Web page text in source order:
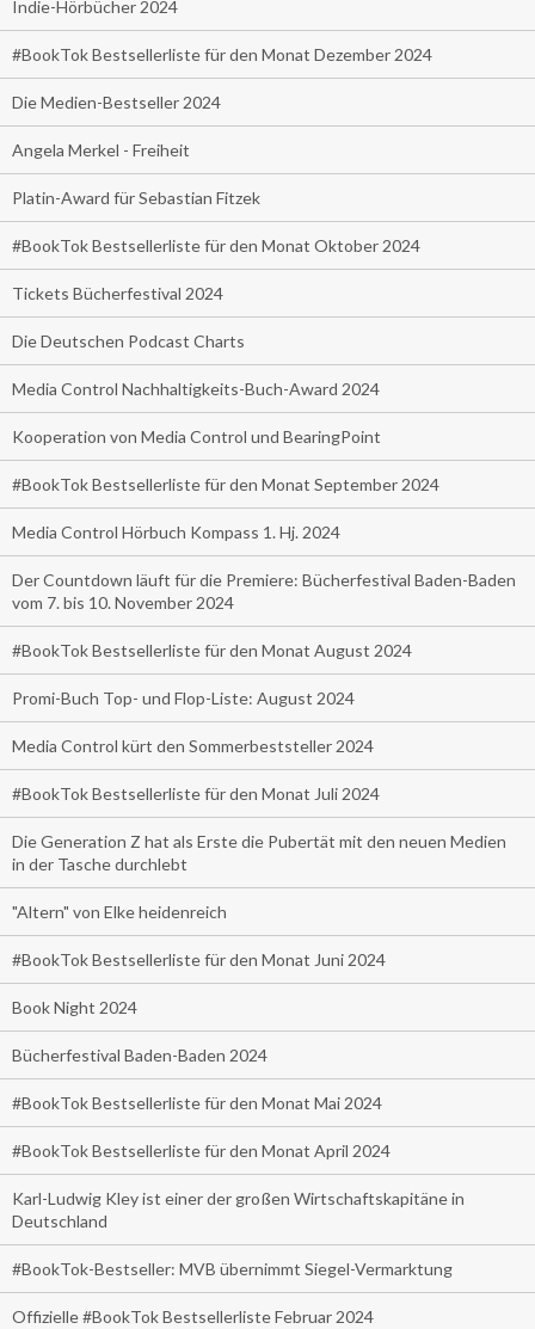
Indie-Hörbücher 2024
#BookTok Bestsellerliste für den Monat Dezember 2024
Die Medien-Bestseller 2024
Angela Merkel - Freiheit
Platin-Award für Sebastian Fitzek
#BookTok Bestsellerliste für den Monat Oktober 2024
Tickets Bücherfestival 2024
Die Deutschen Podcast Charts
Media Control Nachhaltigkeits-Buch-Award 2024
Kooperation von Media Control und BearingPoint
#BookTok Bestsellerliste für den Monat September 2024
Media Control Hörbuch Kompass 1. Hj. 2024
Der Countdown läuft für die Premiere: Bücherfestival Baden-Baden
vom 7. bis 10. November 2024
#BookTok Bestsellerliste für den Monat August 2024
Promi-Buch Top- und Flop-Liste: August 2024
Media Control kürt den Sommerbeststeller 2024
#BookTok Bestsellerliste für den Monat Juli 2024
Die Generation Z hat als Erste die Pubertät mit den neuen Medien
in der Tasche durchlebt
"Altern" von Elke heidenreich
#BookTok Bestsellerliste für den Monat Juni 2024
Book Night 2024
Bücherfestival Baden-Baden 2024
#BookTok Bestsellerliste für den Monat Mai 2024
#BookTok Bestsellerliste für den Monat April 2024
Karl-Ludwig Kley ist einer der großen Wirtschaftskapitäne in
Deutschland
#BookTok-Bestseller: MVB übernimmt Siegel-Vermarktung
Offizielle #BookTok Bestsellerliste Februar 2024